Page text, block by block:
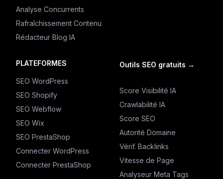
Analyse Concurrents
Rafraîchissement Contenu
Rédacteur Blog IA
PLATEFORMES
SEO WordPress
SEO Shopify
SEO Webflow
SEO Wix
SEO PrestaShop
Connecter WordPress
Connecter PrestaShop
Outils SEO gratuits →
Score Visibilité IA
Crawlabilité IA
Score SEO
Autorité Domaine
Vérif. Backlinks
Vitesse de Page
Analyseur Meta Tags